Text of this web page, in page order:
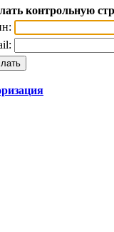
контрольную